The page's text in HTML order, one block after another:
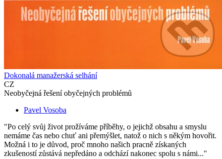
Dokonalá manažerská selhání
CZ
Neobyčejná řešení obyčejných problémů
Pavel Vosoba
"Po celý svůj život prožíváme příběhy, o jejichž obsahu a smyslu
nemáme čas nebo chuť ani přemýšlet, natož o nich s někým hovořit.
Možná i to je důvod, proč mnoho našich pracně získaných
zkušeností zůstává nepředáno a odchází nakonec spolu s námi..."